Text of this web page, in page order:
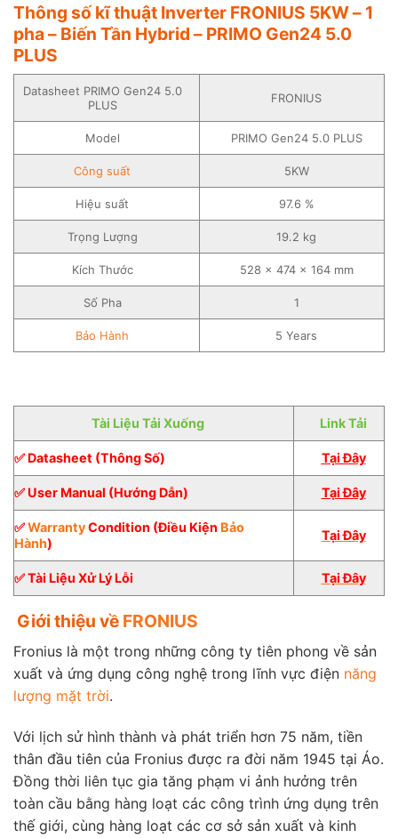
Thông số kĩ thuật Inverter FRONIUS 5KW – 1
pha – Biến Tần Hybrid – PRIMO Gen24 5.0
PLUS
Datasheet PRIMO Gen24 5.0
PLUS
FRONIUS
Model PRIMO Gen24 5.0 PLUS
Công suất 5KW
Hiệu suất 97.6 %
Trọng Lượng 19.2 kg
Kích Thước 528 × 474 × 164 mm
Số Pha 1
Bảo Hành 5 Years
Tài Liệu Tải Xuống Link Tải
✅ Datasheet (Thông Số) Tại Đây
✅ User Manual (Hướng Dẫn) Tại Đây
✅WarrantyCondition (Điều Kiện Bảo
Hành)
Tại Đây
✅ Tài Liệu Xử Lý Lỗi Tại Đây
Giới thiệu về FRONIUS
Fronius là một trong những công ty tiên phong về sản
xuất và ứng dụng công nghệ trong lĩnh vực điện năng
lượng mặt trời.
Với lịch sử hình thành và phát triển hơn 75 năm, tiền
thân đầu tiên của Fronius được ra đời năm 1945 tại Áo.
Đồng thời liên tục gia tăng phạm vi ảnh hưởng trên
toàn cầu bằng hàng loạt các công trình ứng dụng trên
thế giới, cùng hàng loạt các cơ sở sản xuất và kinh